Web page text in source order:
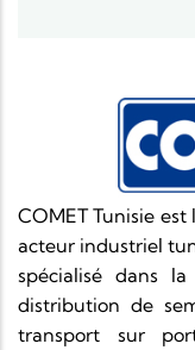
COMET Tunisie
acteur industriel
spécialisé dans
distribution de
transport sur